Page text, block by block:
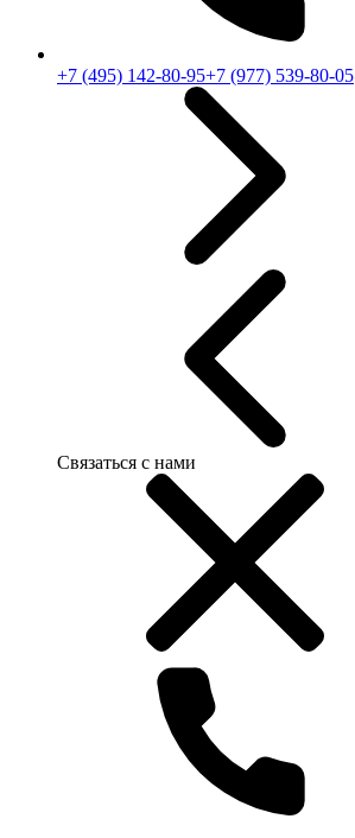
+7 (495) 142-80-95+7 (977) 539-80-05
Связаться с нами